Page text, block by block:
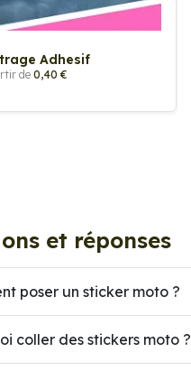
Adhesif
de 0,40 €
et réponses
poser un sticker moto ?
coller des stickers moto ?